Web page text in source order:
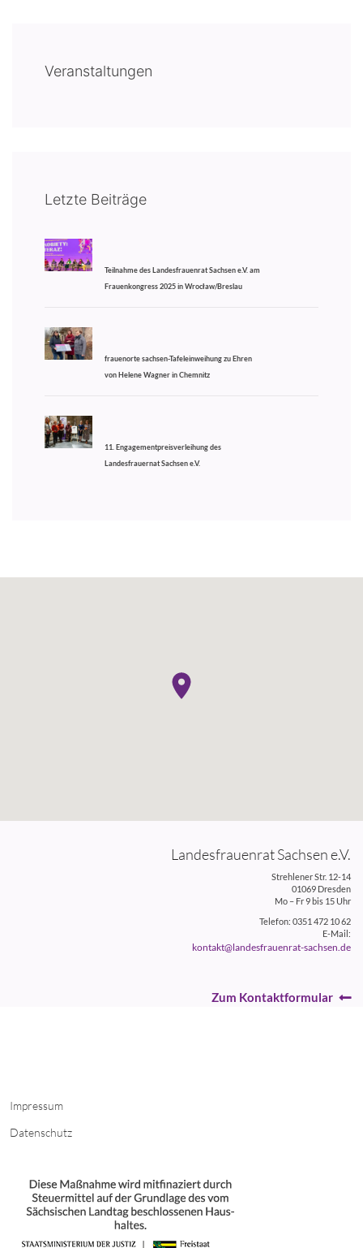
Veranstaltungen
Letzte Beiträge
Teilnahme des Landesfrauenrat Sachsen e.V. am
Frauenkongress 2025 in Wrocław/Breslau
frauenorte sachsen-Tafeleinweihung zu Ehren
von Helene Wagner in Chemnitz
11. Engagementpreisverleihung des
Landesfrauernat Sachsen e.V.
Landesfrauenrat Sachsen e.V.
Strehlener Str. 12-14
01069 Dresden
Mo – Fr 9 bis 15 Uhr
Telefon: 0351 472 10 62
E-Mail:
kontakt@landesfrauenrat-sachsen.de
Zum Kontaktformular
Impressum
Datenschutz